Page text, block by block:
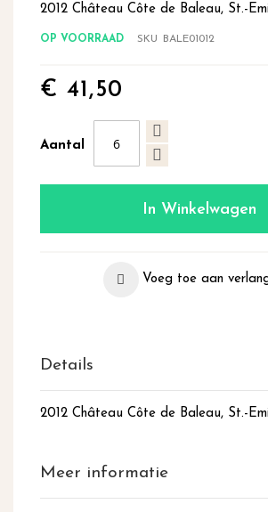
afbeeldingen-
2012 Château Côte de Baleau, St.-
OP VOORRAAD SKU BALE01012
€ 41,50
Aantal
In Winkelwagen
Voeg toe aan
Details
2012 Château Côte de Baleau, St.-
Meer informatie